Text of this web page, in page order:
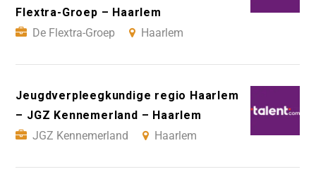
Flextra-Groep – Haarlem
De Flextra-Groep
Haarlem
Jeugdverpleegkundige regio Haarlem
– JGZ Kennemerland – Haarlem
JGZ Kennemerland
Haarlem